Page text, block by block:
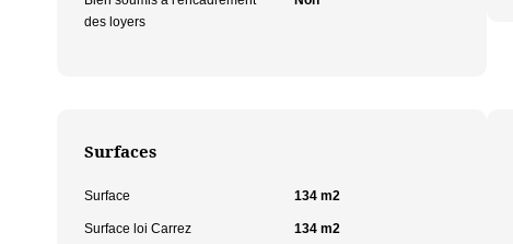
des loyers
Surfaces
Surface 134 m2
Surface loi Carrez 134 m2